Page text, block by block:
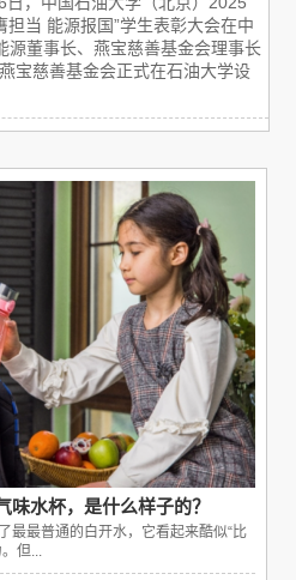
担当 能源报国”学生表彰大会在中
源董事长、燕宝慈善基金会理事长
宝慈善基金会正式在石油大学设
味水杯，是什么样子的？
最最普通的白开水，它看起来酷似“比
但...